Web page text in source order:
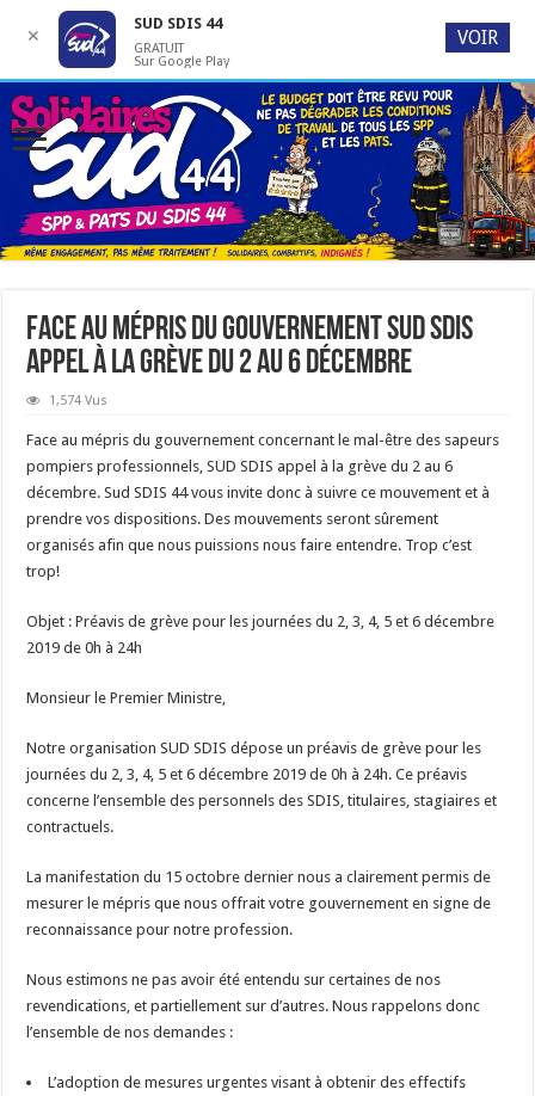
Face au mépris du gouvernement SUD SDIS
appel à la grève du 2 au 6 décembre
1,574 Vus
Face au mépris du gouvernement concernant le mal-être des sapeurs
pompiers professionnels, SUD SDIS appel à la grève du 2 au 6
décembre. Sud SDIS 44 vous invite donc à suivre ce mouvement et à
prendre vos dispositions. Des mouvements seront sûrement
organisés afin que nous puissions nous faire entendre. Trop c’est
trop!
Objet : Préavis de grève pour les journées du 2, 3, 4, 5 et 6 décembre
2019 de 0h à 24h
Monsieur le Premier Ministre,
Notre organisation SUD SDIS dépose un préavis de grève pour les
journées du 2, 3, 4, 5 et 6 décembre 2019 de 0h à 24h. Ce préavis
concerne l’ensemble des personnels des SDIS, titulaires, stagiaires et
contractuels.
La manifestation du 15 octobre dernier nous a clairement permis de
mesurer le mépris que nous offrait votre gouvernement en signe de
reconnaissance pour notre profession.
Nous estimons ne pas avoir été entendu sur certaines de nos
revendications, et partiellement sur d’autres. Nous rappelons donc
l’ensemble de nos demandes :
L’adoption de mesures urgentes visant à obtenir des effectifs
✕
SUD SDIS 44
GRATUIT
Sur Google Play
VOIR